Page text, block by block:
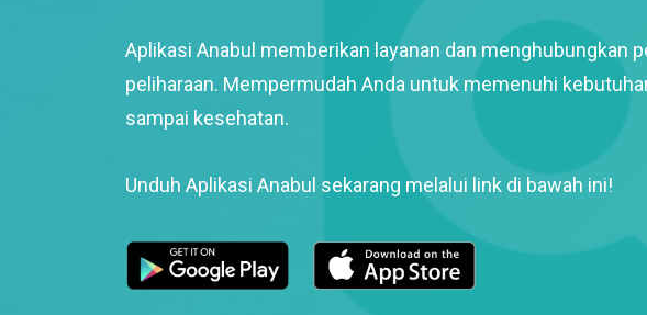
Aplikasi Anabul memberikan layanan dan menghubungkan
peliharaan. Mempermudah Anda untuk memenuhi
sampai kesehatan.
Unduh Aplikasi Anabul sekarang melalui link di bawah ini!